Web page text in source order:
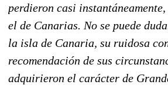
perdieron casi
el de Canarias. No se puede
la isla de Canaria, su ruidosa
recomendación de sus
adquirieron el carácter de